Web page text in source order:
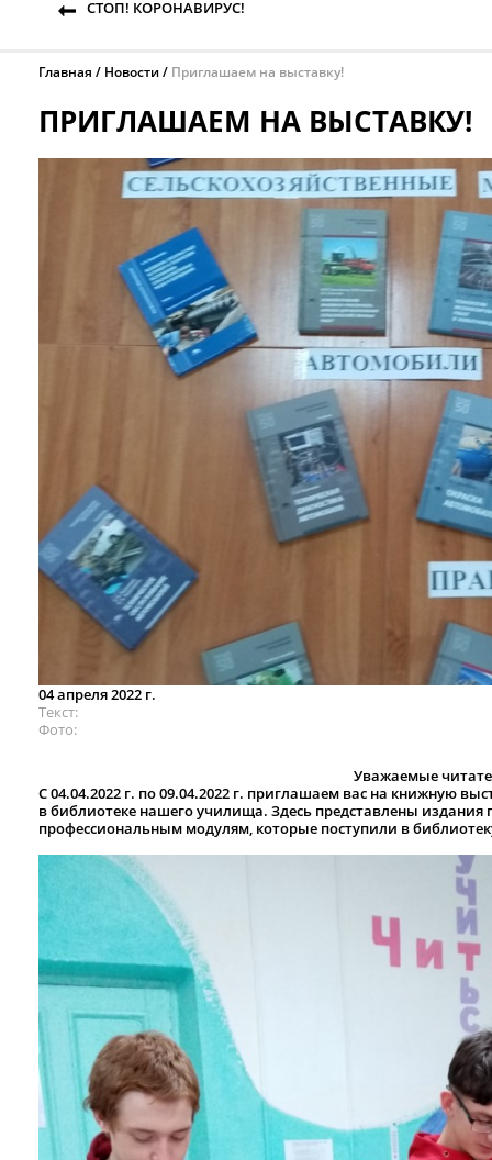
СТОП! КОРОНАВИРУС!
Главная Новости Приглашаем на выставку!
ПРИГЛАШАЕМ НА ВЫСТАВКУ!
04 апреля 2022 г.
Текст
Фото
Уважаемые
С 04.04.2022 г. по 09.04.2022 г. приглашаем вас на книжную
в библиотеке нашего училища. Здесь представлены
профессиональным модулям, которые поступили в